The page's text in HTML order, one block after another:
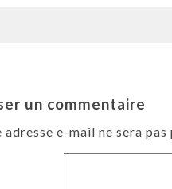
un commentaire
adresse e-mail ne sera pas